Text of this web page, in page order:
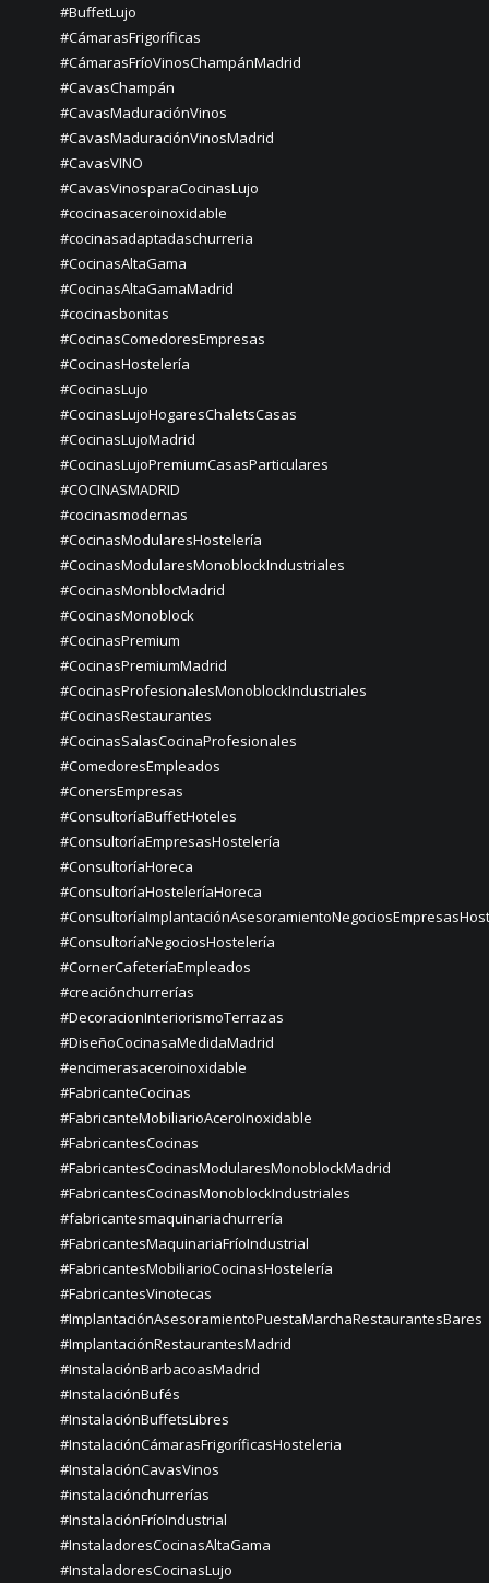
#BuffetLujo
#CámarasFrigoríficas
#CámarasFríoVinosChampánMadrid
#CavasChampán
#CavasMaduraciónVinos
#CavasMaduraciónVinosMadrid
#CavasVINO
#CavasVinosparaCocinasLujo
#cocinasaceroinoxidable
#cocinasadaptadaschurreria
#CocinasAltaGama
#CocinasAltaGamaMadrid
#cocinasbonitas
#CocinasComedoresEmpresas
#CocinasHostelería
#CocinasLujo
#CocinasLujoHogaresChaletsCasas
#CocinasLujoMadrid
#CocinasLujoPremiumCasasParticulares
#COCINASMADRID
#cocinasmodernas
#CocinasModularesHostelería
#CocinasModularesMonoblockIndustriales
#CocinasMonblocMadrid
#CocinasMonoblock
#CocinasPremium
#CocinasPremiumMadrid
#CocinasProfesionalesMonoblockIndustriales
#CocinasRestaurantes
#CocinasSalasCocinaProfesionales
#ComedoresEmpleados
#ConersEmpresas
#ConsultoríaBuffetHoteles
#ConsultoríaEmpresasHostelería
#ConsultoríaHoreca
#ConsultoríaHosteleríaHoreca
#ConsultoríaNegociosHostelería
#CornerCafeteríaEmpleados
#creaciónchurrerías
#DecoracionInteriorismoTerrazas
#DiseñoCocinasaMedidaMadrid
#encimerasaceroinoxidable
#FabricanteCocinas
#FabricanteMobiliarioAceroInoxidable
#FabricantesCocinas
#FabricantesCocinasModularesMonoblockMadrid
#FabricantesCocinasMonoblockIndustriales
#fabricantesmaquinariachurrería
#FabricantesMaquinariaFríoIndustrial
#FabricantesMobiliarioCocinasHostelería
#FabricantesVinotecas
#ImplantaciónAsesoramientoPuestaMarchaRestaurantesBares
#ImplantaciónRestaurantesMadrid
#InstalaciónBarbacoasMadrid
#InstalaciónBufés
#InstalaciónBuffetsLibres
#InstalaciónCámarasFrigoríficasHosteleria
#InstalaciónCavasVinos
#instalaciónchurrerías
#InstalaciónFríoIndustrial
#InstaladoresCocinasAltaGama
#InstaladoresCocinasLujo